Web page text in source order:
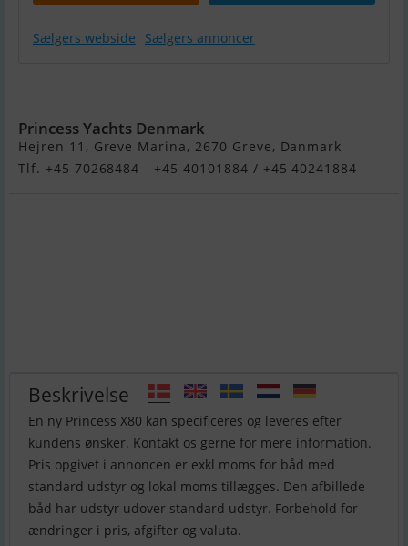
Sælgers webside Sælgers annoncer
Princess Yachts Denmark
Hejren 11, Greve Marina, 2670 Greve, Danmark
Tlf. +45 70268484 - +45 40101884 / +45 40241884
Beskrivelse
En ny Princess X80 kan specificeres og leveres efter
kundens ønsker. Kontakt os gerne for mere information.
Pris opgivet i annoncen er exkl moms for båd med
standard udstyr og lokal moms tillægges. Den afbillede
båd har udstyr udover standard udstyr. Forbehold for